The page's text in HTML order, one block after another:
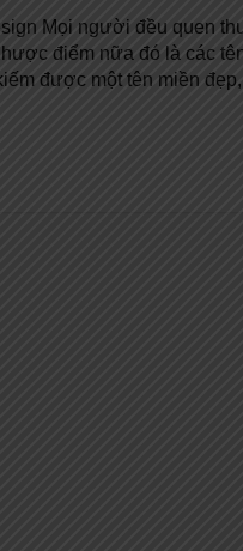
Mọi người đều quen
điểm nữa đó là các
được một tên miền